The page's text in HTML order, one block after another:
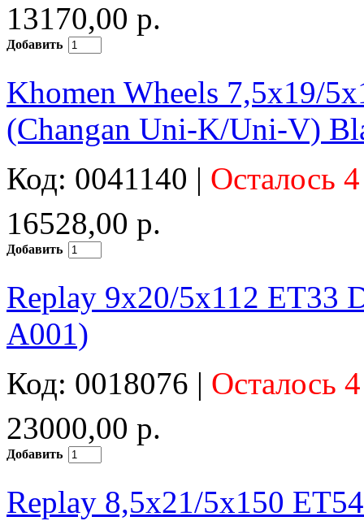
13170,00 р.
Добавить
Khomen Wheels 7,5x19/
(Changan Uni-K/Uni-V)
Код: 0041140 | Осталось
16528,00 р.
Добавить
Replay 9x20/5x112 ET33
A001)
Код: 0018076 | Осталось
23000,00 р.
Добавить
Replay 8,5x21/5x150